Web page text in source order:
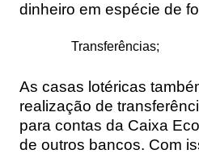
dinheiro em espécie de
Transferências;
As casas lotéricas
realização de
para contas da Caixa
de outros bancos. Com